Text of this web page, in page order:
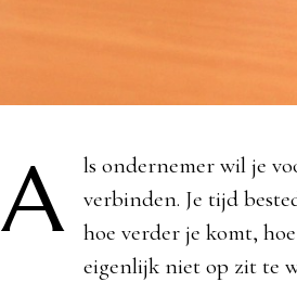
A
ls ondernemer wil je
verbinden. Je tijd
hoe verder je komt,
eigenlijk niet op zit te